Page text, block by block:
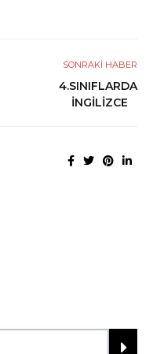
SONRAKI HABER
4.SINIFLARDA
İNGİLİZCE